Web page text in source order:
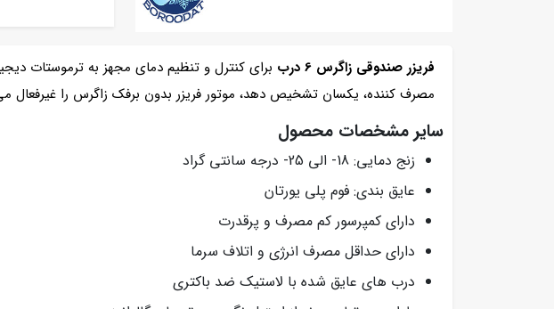
فریزر صندوقی زاگرس 6 درب
برای کنترل و تنظیم دمای مجهز به ترموستات
مصرف کننده، یکسان تشخیص دهد، موتور فریزر بدون برفک زاگرس را غیرفعال
سایر مشخصات محصول
زنج دمایی: 18- الی 25- درجه سانتی گراد
عایق بندی: فوم پلی یورتان
دارای کمپرسور کم مصرف و پرقدرت
دارای حداقل مصرف انرژی و اتلاف سرما
درب های عایق شده با لاستیک ضد باکتری